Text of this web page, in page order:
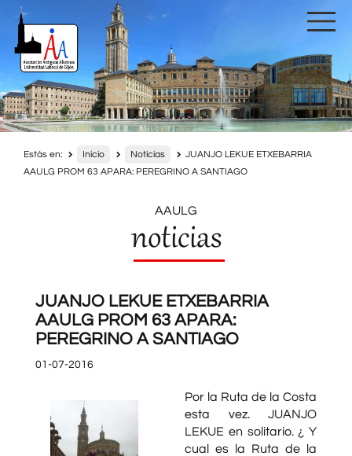
Estás en: Inicio Noticias
JUANJO LEKUE ETXEBARRIA
AAULG PROM 63 APARA: PEREGRINO A SANTIAGO
AAULG
noticias
JUANJO LEKUE ETXEBARRIA
AAULG PROM 63 APARA:
PEREGRINO A SANTIAGO
01-07-2016
Por la Ruta de la Costa
esta vez. JUANJO
LEKUE en solitario. ¿ Y
cual es la Ruta de la